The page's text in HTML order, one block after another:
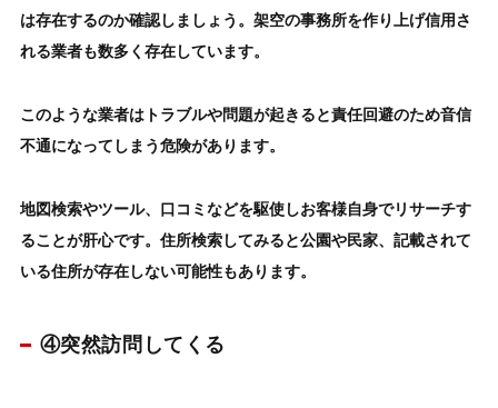
は存在するのか確認しましょう。 架空の事務所を作り上げ信用さ
れる業者も数多く存在しています。
このような業者はトラブルや問題が起きると責任回避のため音信
不通になってしまう危険があります。
地図検索やツール、口コミなどを駆使しお客様自身でリサーチす
ることが肝心です。 住所検索してみると公園や民家、記載されて
いる住所が存在しない可能性もあります。
④突然訪問してくる